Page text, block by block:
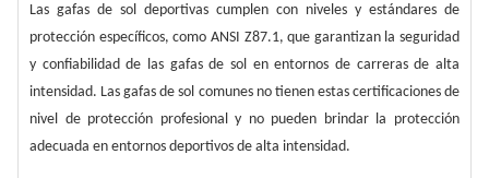
Las gafas de sol deportivas cumplen con niveles y estándares de
protección específicos, como ANSI Z87.1, que garantizan la seguridad
y confiabilidad de las gafas de sol en entornos de carreras de alta
intensidad. Las gafas de sol comunes no tienen estas certificaciones de
nivel de protección profesional y no pueden brindar la protección
adecuada en entornos deportivos de alta intensidad.